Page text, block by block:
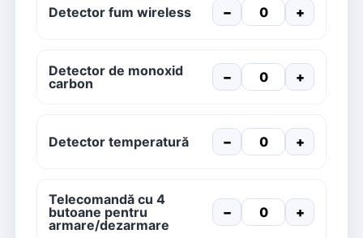
Detector fum wireless − +
Detector de monoxid
carbon
− +
Detector temperatură − +
Telecomandă cu 4
butoane pentru
armare/dezarmare
− +